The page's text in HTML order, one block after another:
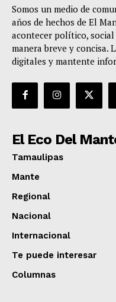
Somos un medio de
años de hechos de El
acontecer político,
manera breve y concisa.
digitales y mantente
El Eco Del
Tamaulipas
Mante
Regional
Nacional
Internacional
Te puede interesar
Columnas